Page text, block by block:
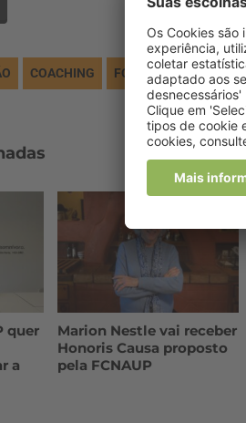
COACHING FCNAUP NUTRIÇÃO
quer
a
Marion Nestle vai receber
Honoris Causa proposto
pela FCNAUP